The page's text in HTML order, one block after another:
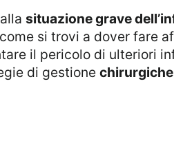
situazione grave
si trovi a dover fare
il pericolo di ulteriori
di gestione